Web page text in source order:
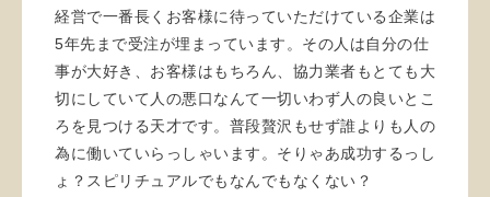
経営で一番長くお客様に待っていただけている企業は
5年先まで受注が埋まっています。その人は自分の仕
事が大好き、お客様はもちろん、協力業者もとても大
切にしていて人の悪口なんて一切いわず人の良いとこ
ろを見つける天才です。普段贅沢もせず誰よりも人の
為に働いていらっしゃいます。そりゃあ成功するっし
ょ？スピリチュアルでもなんでもなくない？